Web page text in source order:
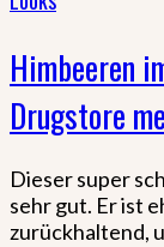
Himbeeren
Drugstore
Dieser super
sehr gut. Er ist
zurückhaltend,